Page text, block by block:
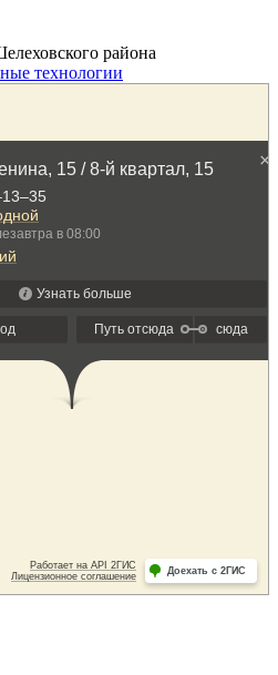
района
технологии